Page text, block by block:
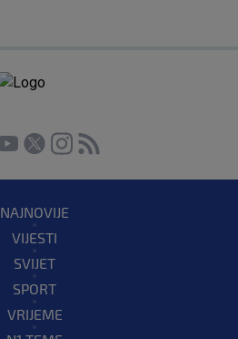
NAJNOVIJE
VIJESTI
SVIJET
SPORT
VRIJEME